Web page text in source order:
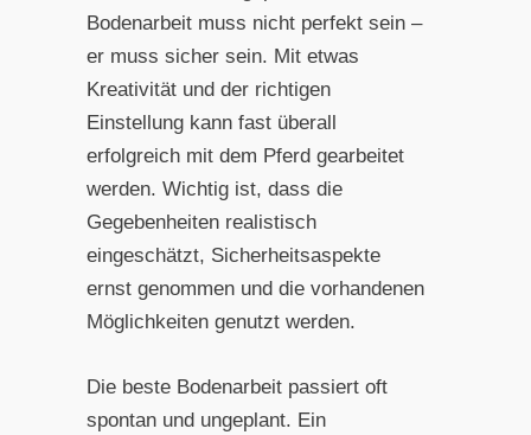
Bodenarbeit muss nicht perfekt sein –
er muss sicher sein. Mit etwas
Kreativität und der richtigen
Einstellung kann fast überall
erfolgreich mit dem Pferd gearbeitet
werden. Wichtig ist, dass die
Gegebenheiten realistisch
eingeschätzt, Sicherheitsaspekte
ernst genommen und die vorhandenen
Möglichkeiten genutzt werden.
Die beste Bodenarbeit passiert oft
spontan und ungeplant. Ein